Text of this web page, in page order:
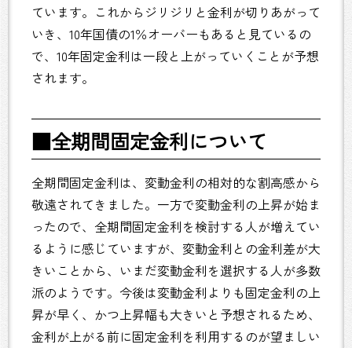
ています。これからジリジリと金利が切りあがって
いき、10年国債の1％オーバーもあると見ているの
で、10年固定金利は一段と上がっていくことが予想
されます。
■全期間固定金利について
全期間固定金利は、変動金利の相対的な割高感から
敬遠されてきました。一方で変動金利の上昇が始ま
ったので、全期間固定金利を検討する人が増えてい
るように感じていますが、変動金利との金利差が大
きいことから、いまだ変動金利を選択する人が多数
派のようです。今後は変動金利よりも固定金利の上
昇が早く、かつ上昇幅も大きいと予想されるため、
金利が上がる前に固定金利を利用するのが望ましい